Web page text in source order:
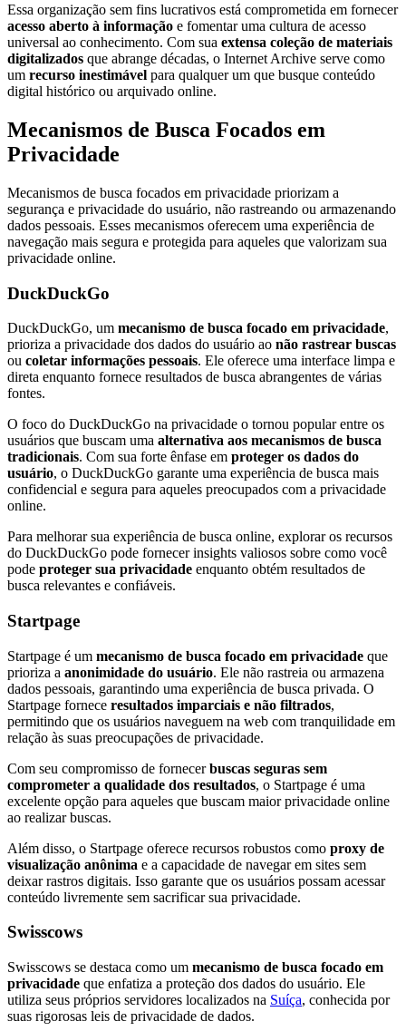
Essa organização sem fins lucrativos está comprometida em fornecer
acesso aberto à informação e fomentar uma cultura de acesso
universal ao conhecimento. Com sua extensa coleção de materiais
digitalizados que abrange décadas, o Internet Archive serve como
um recurso inestimável para qualquer um que busque conteúdo
digital histórico ou arquivado online.
Mecanismos de Busca Focados em
Privacidade
Mecanismos de busca focados em privacidade priorizam a
segurança e privacidade do usuário, não rastreando ou armazenando
dados pessoais. Esses mecanismos oferecem uma experiência de
navegação mais segura e protegida para aqueles que valorizam sua
privacidade online.
DuckDuckGo
DuckDuckGo, um mecanismo de busca focado em privacidade,
prioriza a privacidade dos dados do usuário ao não rastrear buscas
ou coletar informações pessoais. Ele oferece uma interface limpa e
direta enquanto fornece resultados de busca abrangentes de várias
fontes.
O foco do DuckDuckGo na privacidade o tornou popular entre os
usuários que buscam uma alternativa aos mecanismos de busca
tradicionais. Com sua forte ênfase em proteger os dados do
usuário, o DuckDuckGo garante uma experiência de busca mais
confidencial e segura para aqueles preocupados com a privacidade
online.
Para melhorar sua experiência de busca online, explorar os recursos
do DuckDuckGo pode fornecer insights valiosos sobre como você
pode proteger sua privacidade enquanto obtém resultados de
busca relevantes e confiáveis.
Startpage
Startpage é um mecanismo de busca focado em privacidade que
prioriza a anonimidade do usuário. Ele não rastreia ou armazena
dados pessoais, garantindo uma experiência de busca privada. O
Startpage fornece resultados imparciais e não filtrados,
permitindo que os usuários naveguem na web com tranquilidade em
relação às suas preocupações de privacidade.
Com seu compromisso de fornecerbuscas seguras sem
comprometer a qualidade dos resultados, o Startpage é uma
excelente opção para aqueles que buscam maior privacidade online
ao realizar buscas.
Além disso, o Startpage oferece recursos robustos como proxy de
visualização anônima e a capacidade de navegar em sites sem
deixar rastros digitais. Isso garante que os usuários possam acessar
conteúdo livremente sem sacrificar sua privacidade.
Swisscows
Swisscows se destaca como um mecanismo de busca focado em
privacidade que enfatiza a proteção dos dados do usuário. Ele
utiliza seus próprios servidores localizados na Suíça, conhecida por
suas rigorosas leis de privacidade de dados.